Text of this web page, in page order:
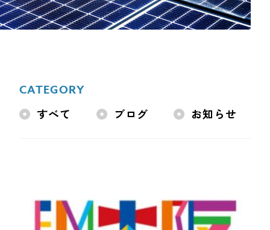
一般リフォーム
会社情報
CATEGORY
ブログ
お知らせ
すべて